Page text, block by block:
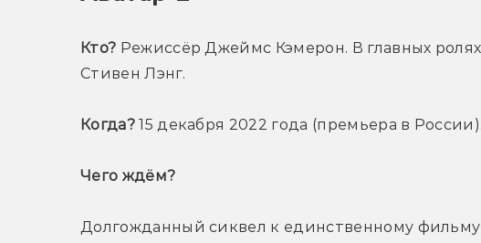
Кто? Режиссёр Джеймс Кэмерон. В главных
Стивен Лэнг.
Когда? 15 декабря 2022 года (премьера в России).
Чего ждём?
Долгожданный сиквел к единственному